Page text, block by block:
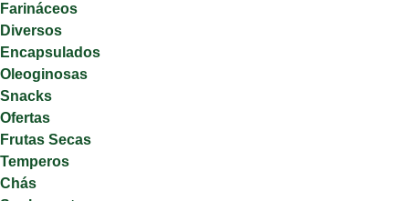
Farináceos
Diversos
Encapsulados
Oleoginosas
Snacks
Ofertas
Frutas Secas
Temperos
Chás